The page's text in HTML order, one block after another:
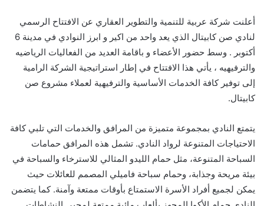
أعلنت شركة عربية للتنمية والتطوير العقاري عن الافتتاح الرسمي
لنادي صن كابيتال الذي يعد واحد من اكير و ابرز النوادي في مدينة 6
أكتوبر . وسط حضور الأعضاء و باقامة العديد من الفعاليات الرياضيه
والترفيهيه ، يأتي هذا الافتتاح في إطار استراتيجية الشركة الرامية
إلى توفير كافة الخدمات الأساسية والترفيهية لعملاء مشروع صن
كابيتال.
يتمتع النادي بمجموعة متميزة من المرافق والخدمات التي تلبي كافة
الاحتياجات المتنوعة لرواد النادي. تشمل هذه المرافق حمامات
السباحة المتنوعة، مثل حمام الليدو المثالي للاسترخاء والسباحة في
بيئة مريحة وجذابة، وحمام سباحة فاميلي المصمم للعائلات حيث
يمكن لجميع أفراد الأسرة الاستمتاع بأوقات ممتعة وآمنة. كما يتضمن